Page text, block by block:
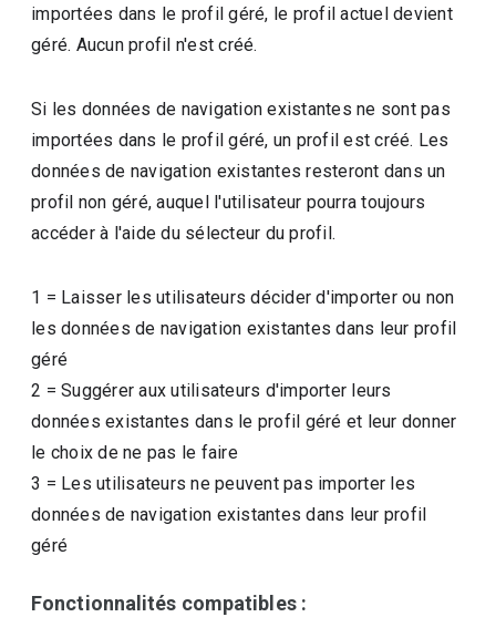
importées dans le profil géré, le profil actuel devient
géré. Aucun profil n'est créé.
Si les données de navigation existantes ne sont pas
importées dans le profil géré, un profil est créé. Les
données de navigation existantes resteront dans un
profil non géré, auquel l'utilisateur pourra toujours
accéder à l'aide du sélecteur du profil.
1 = Laisser les utilisateurs décider d'importer ou non
les données de navigation existantes dans leur profil
géré
2 =Suggérer aux utilisateurs d'importer leurs
données existantes dans le profil géré et leur donner
le choix de ne pas le faire
3 = Les utilisateurs ne peuvent pas importer les
données de navigation existantes dans leur profil
géré
Fonctionnalités compatibles :